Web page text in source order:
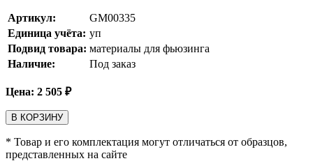
Артикул:
GM00335
Единица учёта: уп
Подвид товара: материалы для фьюзинга
Наличие:
Под заказ
Цена: 2 505 ₽
В КОРЗИНУ
* Товар и его комплектация могут отличаться от образцов,
представленных на сайте